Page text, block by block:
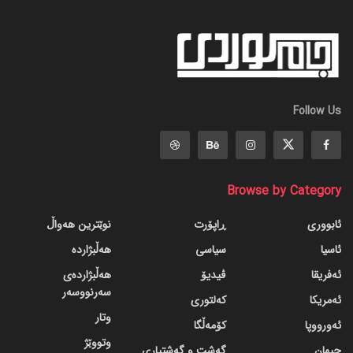
Follow Us
Browse by Category
ئابووری
ئاسیا
ئەفریقا
ئەمریکا
ئەورووپا
ڕاپۆرت
سیاسی
ڤیدیۆ
کەلتوری
کۆمەڵگا
نوێترین هەواڵ
هەڵبژاردە
هەڵبژاردەی
سەرنووسەر
وتار
وتووێژ